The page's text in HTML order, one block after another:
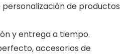
de productos
y entrega a tiempo.
accesorios de